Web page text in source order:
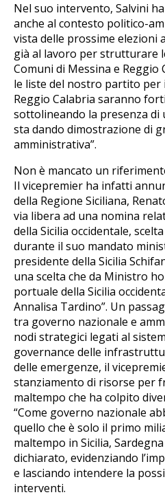
Nel suo intervento, Salvini
anche al contesto politico-
vista delle prossime elezioni
già al lavoro per strutturare
Comuni di Messina e Reggio
le liste del nostro partito per
Reggio Calabria saranno
sottolineando la presenza di
sta dando dimostrazione di
amministrativa”.
Non è mancato un
Il vicepremier ha infatti
della Regione Siciliana,
via libera ad una nomina
della Sicilia occidentale,
durante il suo mandato
presidente della Sicilia
una scelta che da Ministro
portuale della Sicilia
Annalisa Tardino”. Un
tra governo nazionale e
nodi strategici legati al
governance delle
delle emergenze, il
stanziamento di risorse per
maltempo che ha colpito
“Come governo nazionale
quello che è solo il primo
maltempo in Sicilia,
dichiarato, evidenziando
e lasciando intendere la
interventi.